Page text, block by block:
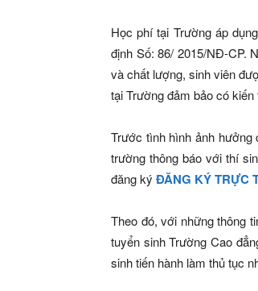
Học phí tại Trường áp
định Số: 86/ 2015/NĐ-CP.
và chất lượng, sinh viên
tại Trường đảm bảo có
Trước tình hình ảnh hưởng
trường thông báo với thí
đăng ký ĐĂNG KÝ TRỰC
Theo đó, với những thông
tuyển sinh Trường Cao
sinh tiến hành làm thủ tục